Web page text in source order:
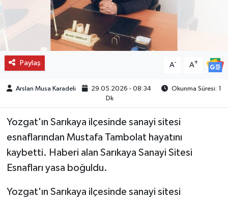
Paylaş A- A+
Arslan Musa Karadeli 29.05.2026 - 08:34
Okunma Süresi: 1
Dk
Yozgat'ın Sarıkaya ilçesinde sanayi sitesi
esnaflarından Mustafa Tambolat hayatını
kaybetti. Haberi alan Sarıkaya Sanayi Sitesi
Esnafları yasa boğuldu.
Yozgat'ın Sarıkaya ilçesinde sanayi sitesi